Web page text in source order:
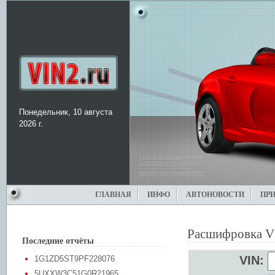
Понедельник, 10 августа
2026 г.
ГЛАВНАЯ ИНФО АВТОНОВОСТИ
Последние отчёты
1G1ZD5ST9PF228076
Расшифровка
VIN: